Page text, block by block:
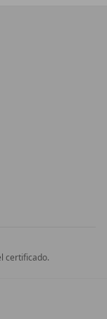
certificado.